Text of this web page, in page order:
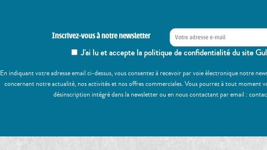
Inscrivez-vous à notre newsletter
J'ai lu et accepte la politique de confidentialité du site
En indiquant votre adresse email ci-dessus, vous consentez à recevoir par voie électronique notre
concernant notre actualité, nos activités et nos offres commerciales. Vous pourrez à tout moment
désinscription intégré dans la newsletter ou en nous contactant par email :